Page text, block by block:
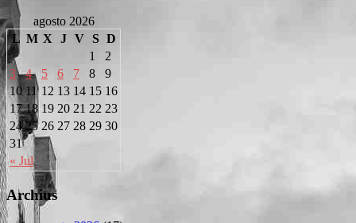
agosto 2026
L M X J V S D
« Jul
1
2
3
4 5 6 7 8
9
10 11 12 13 14 15 16
17 18 19 20 21 22 23
24 25 26 27 28 29 30
31
Archius